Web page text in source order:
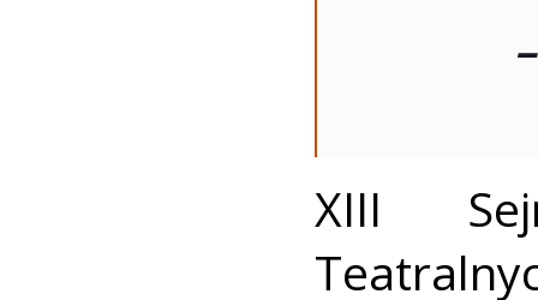
XIII